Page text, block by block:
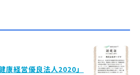
康経営優良法人2020」